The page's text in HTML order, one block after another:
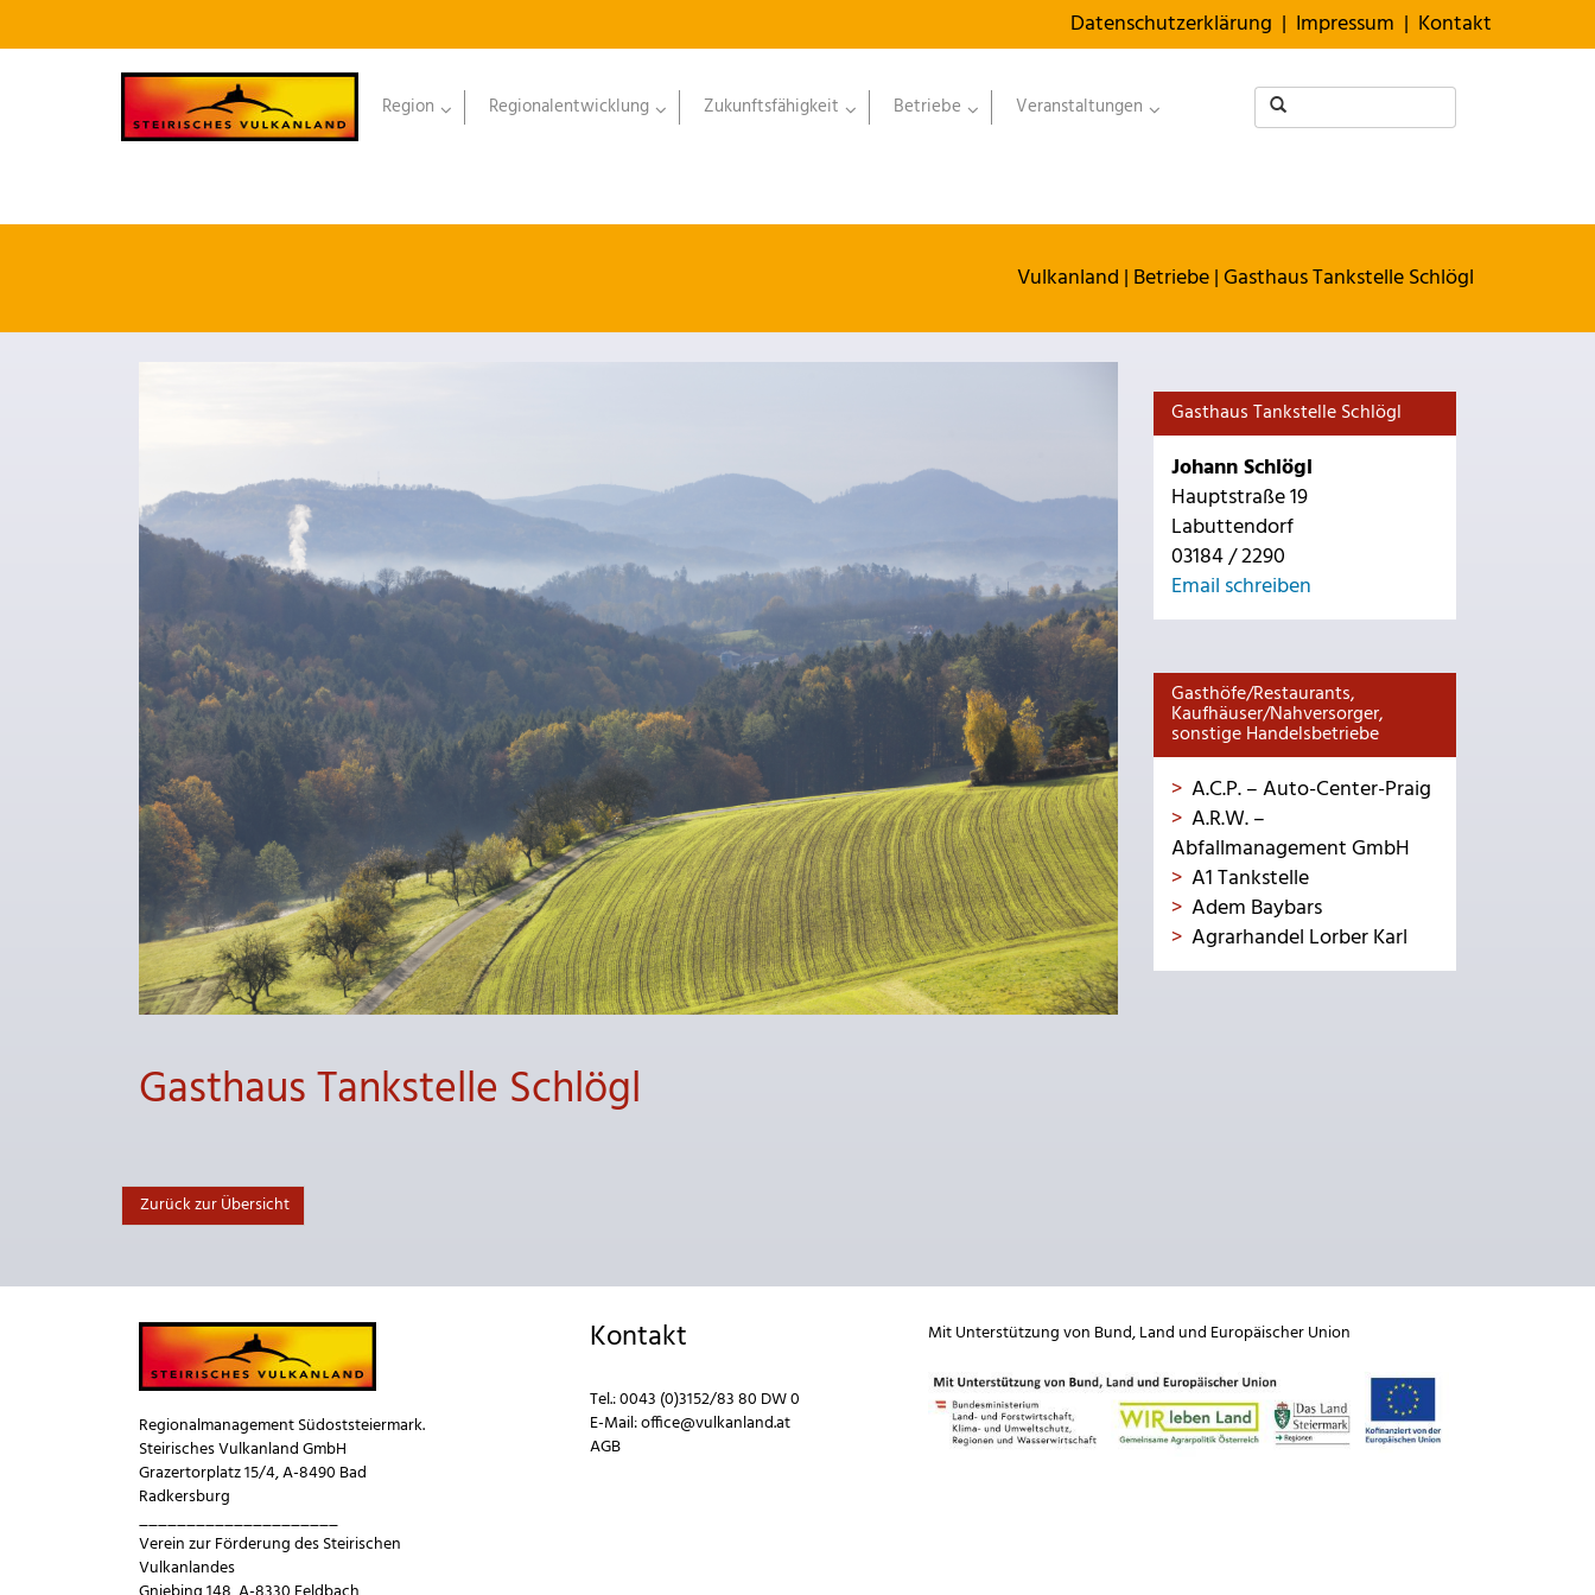
Datenschutzerklärung | Impressum | Kontakt
Region Regionalentwicklung Zukunftsfähigkeit Betriebe Veranstaltungen
Vulkanland | Betriebe|Gasthaus Tankstelle Schlögl
Gasthaus Tankstelle Schlögl
Zurück zur Übersicht
Gasthaus Tankstelle Schlögl
Johann Schlögl
Hauptstraße 19
Labuttendorf
03184 / 2290
Email schreiben
Gasthöfe/Restaurants,
Kaufhäuser/Nahversorger,
sonstige Handelsbetriebe
A.C.P. – Auto-Center-Praig
A.R.W. –
Abfallmanagement GmbH
A1 Tankstelle
Adem Baybars
Agrarhandel Lorber Karl
Regionalmanagement Südoststeiermark.
Steirisches Vulkanland GmbH
Grazertorplatz 15/4, A-8490 Bad
Radkersburg
_____________________
Verein zur Förderung des Steirischen
Vulkanlandes
Kontakt
Tel.:0043 (0)3152/83 80 DW 0
E-Mail:office@vulkanland.at
AGB
Mit Unterstützung von Bund,Land und Europäischer Union